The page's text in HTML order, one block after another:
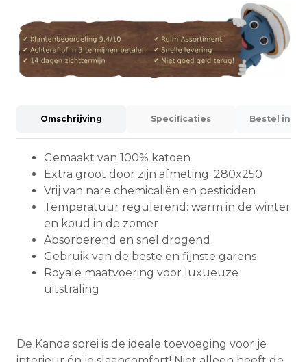
Omschrijving Specificaties Bestel
Gemaakt van 100% katoen
Extra groot door zijn afmeting: 280x250
Vrij van nare chemicaliën en pesticiden
Temperatuur regulerend: warm in de winter
en koud in de zomer
Absorberend en snel drogend
Gebruik van de beste en fijnste garens
Royale maatvoering voor luxueuze
uitstraling
De Kanda sprei is de ideale toevoeging voor je